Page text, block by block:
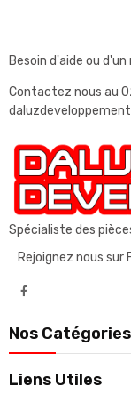
Besoin d'aide ou
Contactez nous au
Spécialiste des
Rejoignez nous sur
Nos Catégories
Liens Utiles